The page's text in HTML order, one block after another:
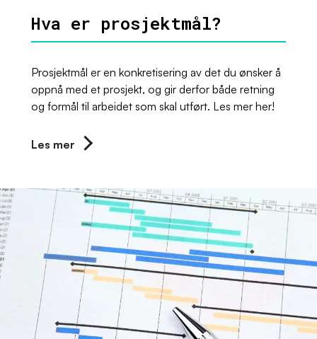
Hva er prosjektmål?
Prosjektmål er en konkretisering av det du ønsker å
oppnå med et prosjekt, og gir derfor både retning
og formål til arbeidet som skal utført. Les mer her!
Les mer